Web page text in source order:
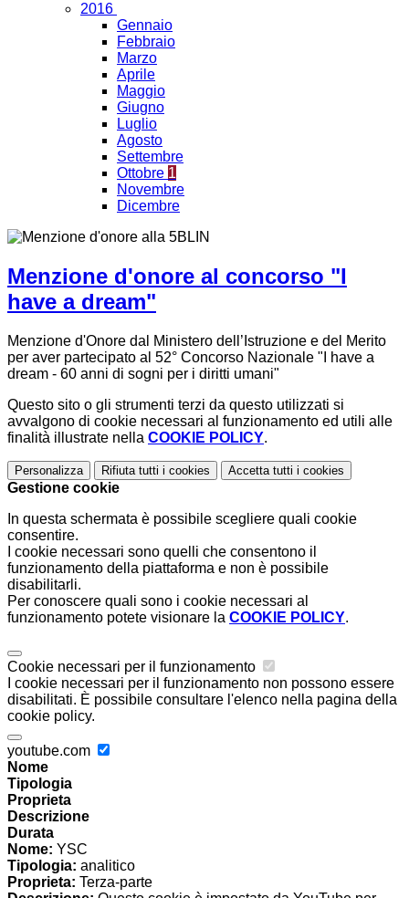
2016
Gennaio
Febbraio
Marzo
Aprile
Maggio
Giugno
Luglio
Agosto
Settembre
Ottobre 1
Novembre
Dicembre
Menzione d'onore al concorso "I
have a dream"
Menzione d'Onore dal Ministero dell’Istruzione e del Merito
per aver partecipato al 52° Concorso Nazionale "I have a
dream - 60 anni di sogni per i diritti umani"
Questo sito o gli strumenti terzi da questo utilizzati si
avvalgono di cookie necessari al funzionamento ed utili alle
finalità illustrate nella COOKIE POLICY.
Personalizza Rifiuta tutti i cookies Accetta tutti i cookies
Gestione cookie
In questa schermata è possibile scegliere quali cookie
consentire.
I cookie necessari sono quelli che consentono il
funzionamento della piattaforma e non è possibile
disabilitarli.
Per conoscere quali sono i cookie necessari al
funzionamento potete visionare la COOKIE POLICY.
Cookie necessari per il funzionamento
I cookie necessari per il funzionamento non possono essere
disabilitati. È possibile consultare l'elenco nella pagina della
cookie policy.
youtube.com
Nome
Tipologia
Proprieta
Descrizione
Durata
Nome: YSC
Tipologia: analitico
Proprieta: Terza-parte